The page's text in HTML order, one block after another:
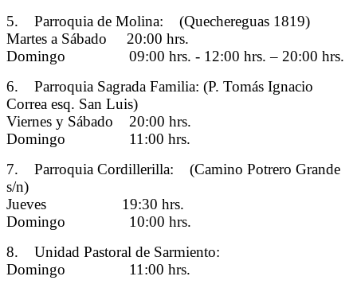
5. Parroquia de Molina: (Quechereguas 1819)
Martes a Sábado 20:00 hrs.
Domingo 09:00 hrs. - 12:00 hrs. – 20:00 hrs.
6. Parroquia Sagrada Familia: (P. Tomás Ignacio
Correa esq. San Luis)
Viernes y Sábado 20:00 hrs.
Domingo 11:00 hrs.
7. Parroquia Cordillerilla: (Camino Potrero Grande
s/n)
Jueves 19:30 hrs.
Domingo 10:00 hrs.
8. Unidad Pastoral de Sarmiento:
Domingo 11:00 hrs.